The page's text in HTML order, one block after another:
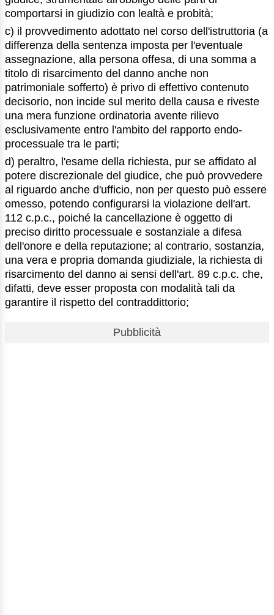
comportarsi in giudizio con lealtà e probità;
c) il provvedimento adottato nel corso dell'istruttoria (a
differenza della sentenza imposta per l'eventuale
assegnazione, alla persona offesa, di una somma a
titolo di risarcimento del danno anche non
patrimoniale sofferto) è privo di effettivo contenuto
decisorio, non incide sul merito della causa e riveste
una mera funzione ordinatoria avente rilievo
esclusivamente entro l'ambito del rapporto endo-
processuale tra le parti;
d) peraltro, l'esame della richiesta, pur se affidato al
potere discrezionale del giudice, che può provvedere
al riguardo anche d'ufficio, non per questo può essere
omesso, potendo configurarsi la violazione dell'art.
112 c.p.c., poiché la cancellazione è oggetto di
preciso diritto processuale e sostanziale a difesa
dell'onore e della reputazione; al contrario, sostanzia,
una vera e propria domanda giudiziale, la richiesta di
risarcimento del danno ai sensi dell'art. 89 c.p.c. che,
difatti, deve esser proposta con modalità tali da
garantire il rispetto del contraddittorio;
Pubblicità